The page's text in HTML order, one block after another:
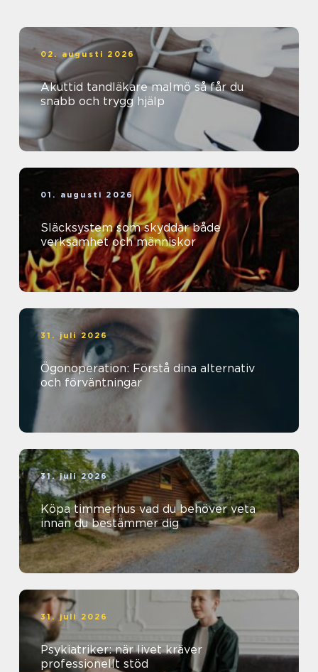
02. augusti 2026
Akuttid tandläkare malmö så får du
snabb och trygg hjälp
01. augusti 2026
Släcksystem som skyddar både
verksamhet och människor
31. juli 2026
Ögonoperation: Förstå dina alternativ
och förväntningar
31. juli 2026
Köpa timmerhus vad du behöver veta
innan du bestämmer dig
31. juli 2026
Psykiatriker: när livet kräver
professionellt stöd